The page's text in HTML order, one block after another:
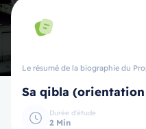
Sa qibla
Durée d'étude
2 Min